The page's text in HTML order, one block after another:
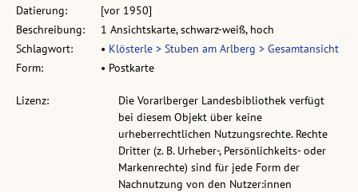
Datierung:
[vor 1950]
Beschreibung:
1 Ansichtskarte, schwarz-weiß, hoch
Schlagwort:
• Klösterle > Stuben am Arlberg > Gesamtansicht
Form:
• Postkarte
Lizenz:
Die Vorarlberger Landesbibliothek verfügt
bei diesem Objekt über keine
urheberrechtlichen Nutzungsrechte. Rechte
Dritter (z. B. Urheber-, Persönlichkeits- oder
Markenrechte) sind für jede Form der
Nachnutzung von den Nutzer:innen